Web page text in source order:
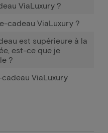
ViaLuxury ?
cadeau ViaLuxury ?
est supérieure à la
est-ce que je
?
ViaLuxury